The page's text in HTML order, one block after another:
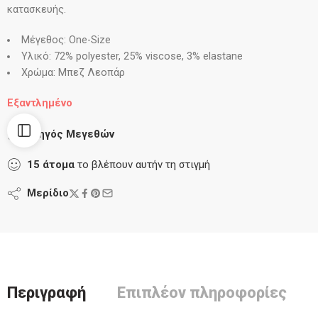
κατασκευής.
Μέγεθος: One-Size
Υλικό: 72% polyester, 25% viscose, 3% elastane
Χρώμα: Μπεζ Λεοπάρ
Εξαντλημένο
Οδηγός Μεγεθών
15 άτομα το βλέπουν αυτήν τη στιγμή
Μερίδιο
Περιγραφή Επιπλέον πληροφορίες